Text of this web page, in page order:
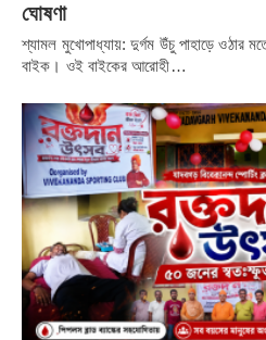
ঘোষণা
শ্যামল মুখোপাধ্যায়: দুর্গম উঁচু পাহাড়ে ওঠার
বাইক। ওই বাইকের আরোহী…